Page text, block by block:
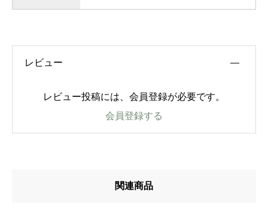
レビュー
レビュー投稿には、会員登録が必要です。
会員登録する
関連商品